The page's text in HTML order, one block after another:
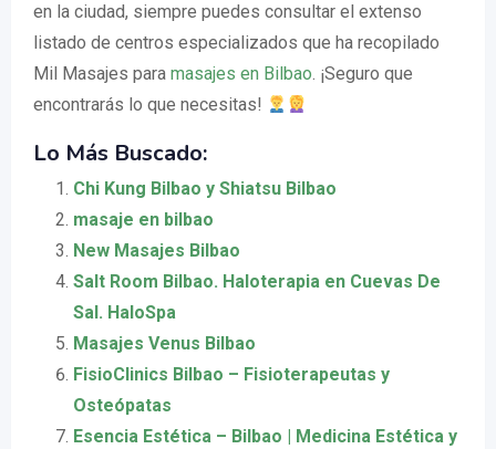
en la ciudad, siempre puedes consultar el extenso
listado de centros especializados que ha recopilado
Mil Masajes para masajes en Bilbao. ¡Seguro que
encontrarás lo que necesitas!
Lo Más Buscado:
Chi Kung Bilbao y Shiatsu Bilbao
masaje en bilbao
New Masajes Bilbao
Salt Room Bilbao. Haloterapia en Cuevas De
Sal. HaloSpa
Masajes Venus Bilbao
FisioClinics Bilbao – Fisioterapeutas y
Osteópatas
Esencia Estética – Bilbao | Medicina Estética y